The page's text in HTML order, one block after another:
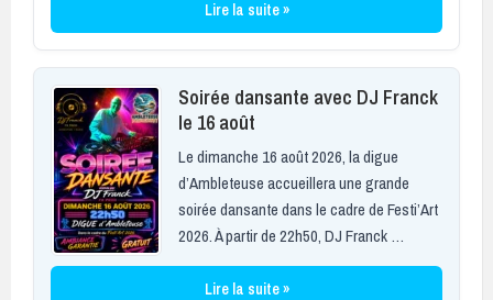
Lire la suite »
Soirée dansante avec DJ Franck
le 16 août
Le dimanche 16 août 2026, la digue
d’Ambleteuse accueillera une grande
soirée dansante dans le cadre de Festi’Art
2026. À partir de 22h50, DJ Franck …
Lire la suite »